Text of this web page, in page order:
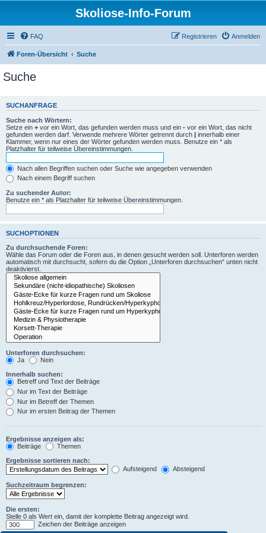
Skoliose-Info-Forum
FAQ Anmelden
Registrieren
Foren-Übersicht Suche
Suche
SUCHANFRAGE
Suche nach Wörtern:
Setze ein + vor ein Wort, das gefunden werden muss und ein - vor ein Wort, das nicht
gefunden werden darf. Verwende mehrere Wörter getrennt durch | innerhalb einer
Klammer, wenn nur eines der Wörter gefunden werden muss. Benutze ein * als
Platzhalter für teilweise Übereinstimmungen.
Nach allen Begriffen suchen oder Suche wie angegeben verwenden
Nach einem Begriff suchen
Zu suchender Autor:
Benutze ein * als Platzhalter für teilweise Übereinstimmungen.
SUCHOPTIONEN
Zu durchsuchende Foren:
Wähle das Forum oder die Foren aus, in denen gesucht werden soll. Unterforen werden
automatisch mit durchsucht, sofern du die Option „Unterforen durchsuchen“ unten nicht
deaktivierst.
Unterforen durchsuchen:
Ja
Nein
Innerhalb suchen:
Betreff und Text der Beiträge
Nur im Text der Beiträge
Nur im Betreff der Themen
Nur im ersten Beitrag der Themen
Ergebnisse anzeigen als:
Beiträge
Themen
Ergebnisse sortieren nach:
Aufsteigend
Absteigend
Suchzeitraum begrenzen:
Die ersten:
Stelle 0 als Wert ein, damit der komplette Beitrag angezeigt wird.
Zeichen der Beiträge anzeigen